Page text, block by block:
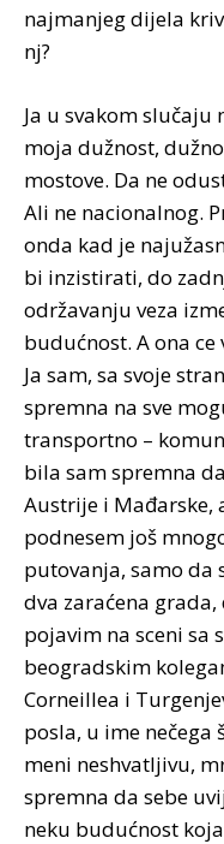
najmanjeg dijela
nj?
Ja u svakom
moja dužnost,
mostove. Da ne
Ali ne nacionalnog.
onda kad je
bi inzistirati, do
održavanju veza
budućnost. A ona
Ja sam, sa svoje
spremna na sve
transportno –
bila sam spremna
Austrije i Mađarske,
podnesem još
putovanja, samo da
dva zaraćena
pojavim na sceni sa
beogradskim
Corneillea i
posla, u ime nečega
meni neshvatljivu,
spremna da sebe
neku budućnost